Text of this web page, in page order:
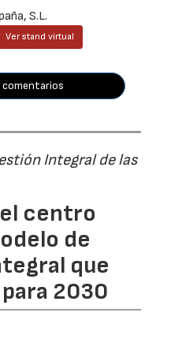
S.L.
Ver stand virtual
comentarios
Integral de las
el centro
de
que
2030